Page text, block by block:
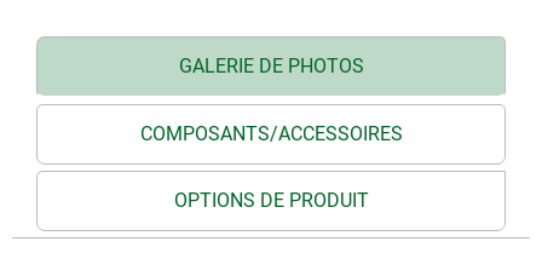
GALERIE DE PHOTOS
COMPOSANTS/ACCESSOIRES
OPTIONS DE PRODUIT